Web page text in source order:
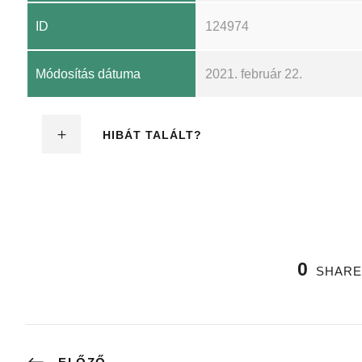
ID 124974
Módosítás dátuma 2021. február 22.
HIBÁT TALÁLT?
0